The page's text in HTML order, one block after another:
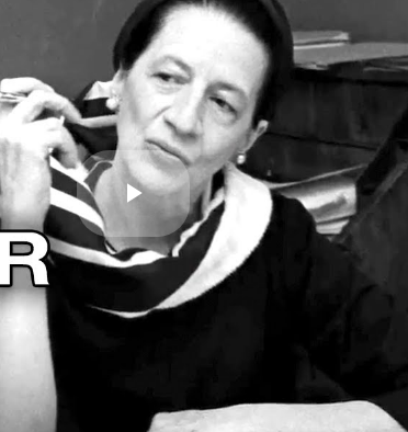
Play
Video